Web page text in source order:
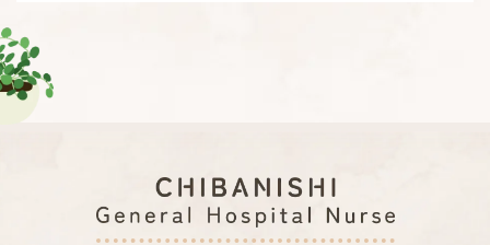
2022年 4月
2021年 5月
2019年 4月